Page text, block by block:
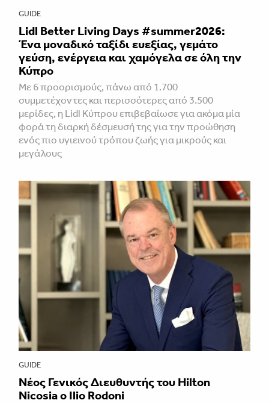
GUIDE
Lidl Better Living Days #summer2026:
Ένα μοναδικό ταξίδι ευεξίας, γεμάτο
γεύση, ενέργεια και χαμόγελα σε όλη την
Κύπρο
Με 6 προορισμούς, πάνω από 1.700
συμμετέχοντες και περισσότερες από 3.500
μερίδες, η Lidl Κύπρου επιβεβαίωσε για ακόμα μία
φορά τη διαρκή δέσμευσή της για την προώθηση
ενός πιο υγιεινού τρόπου ζωής για μικρούς και
μεγάλους
GUIDE
Νέος Γενικός Διευθυντής του Hilton
Nicosia ο Ilio Rodoni